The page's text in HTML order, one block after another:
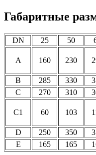
Габаритные
DN 25 50
A 160 230
B 285 330
C
270 310
C1 60 103
D 250 350
E
165 165